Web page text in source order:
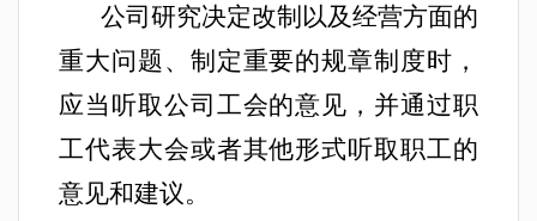
公司研究决定改制以及经营方面的
重大问题、制定重要的规章制度时，
应当听取公司工会的意见，并通过职
工代表大会或者其他形式听取职工的
意见和建议。